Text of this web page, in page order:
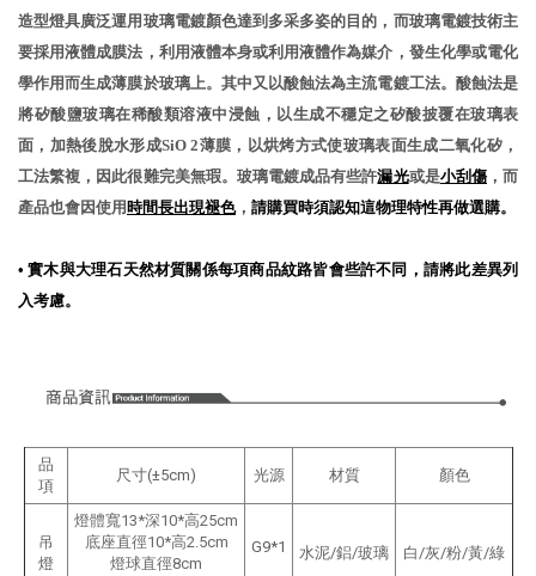
造型燈具廣泛運用玻璃電鍍顏色達到多采多姿的目的，而玻璃電鍍技術主
要採用液體成膜法，利用液體本身或利用液體作為媒介，發生化學或電化
學作用而生成薄膜於玻璃上。其中又以酸蝕法為主流電鍍工法。酸蝕法是
將矽酸鹽玻璃在稀酸類溶液中浸蝕，以生成不穩定之矽酸披覆在玻璃表
面，加熱後脫水形成SiO 2薄膜，以烘烤方式使玻璃表面生成二氧化矽，
工法繁複，因此很難完美無瑕。玻璃電鍍成品有些許漏光或是小刮傷，而
產品也會因使用時間長出現褪色， 請購買時須認知這物理特性再做選購。
• 實木與大理石天然材質關係每項商品紋路皆會些許不同，請將此差異列
入考慮。
品
項
尺寸(±5cm) 光源 材質 顏色
吊
燈
燈體寬13*深10*高25cm
底座直徑10*高2.5cm
燈球直徑8cm
G9*1 水泥/鋁/玻璃 白/灰/粉/黃/綠